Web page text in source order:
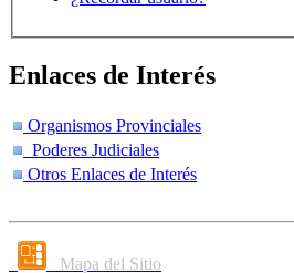
Enlaces de Interés
Organismos Provinciales
Poderes Judiciales
Otros Enlaces de Interés
Mapa del Sitio